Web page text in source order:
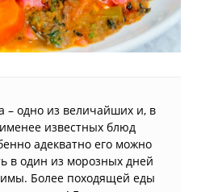
– одно из величайших и, в
известных блюд
адекватно его можно
в один из морозных дней
Более походящей еды